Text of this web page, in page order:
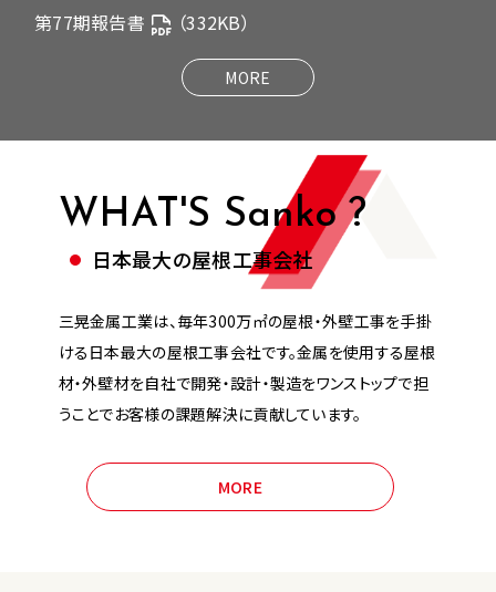
第77期報告書 （332KB）
MORE
WHAT'S Sanko ?
日本最大の屋根工事会社
三晃金属工業は、毎年300万㎡の屋根・外壁工事を手掛
ける日本最大の屋根工事会社です。金属を使用する屋根
材・外壁材を自社で開発・設計・製造をワンストップで担
うことでお客様の課題解決に貢献しています。
MORE